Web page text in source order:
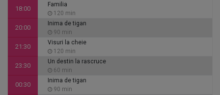
18:00
Familia
120 min
20:00
Inima de tigan
90 min
21:30
Visuri la cheie
120 min
23:30
Un destin la rascruce
60 min
00:30
Inima de tigan
90 min